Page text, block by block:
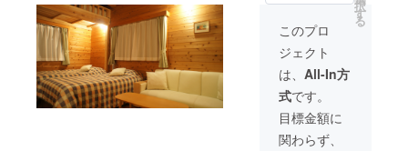
礼の
セージ
と一緒
に利用
券をお
送りい
たしま
す。ご
ける利
用券
50,000
円分を
お送り
しま
す。 有
効期限
2021年
7月末。
択
す
る
このプロ
ジェクト
は、 All-In方
式です。
目標金額に
関わらず、